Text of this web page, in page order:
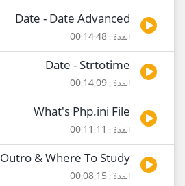
Date - Date Advanced
المدة : 00:14:48
Date - Strtotime
المدة : 00:14:09
What's Php.ini File
المدة : 00:11:11
Outro & Where To Study
المدة : 00:08:15